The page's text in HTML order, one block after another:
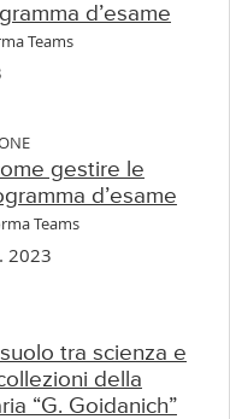
d’esame
Teams
gestire le
d’esame
Teams
2023
tra scienza e
della
“G. Goidanich”